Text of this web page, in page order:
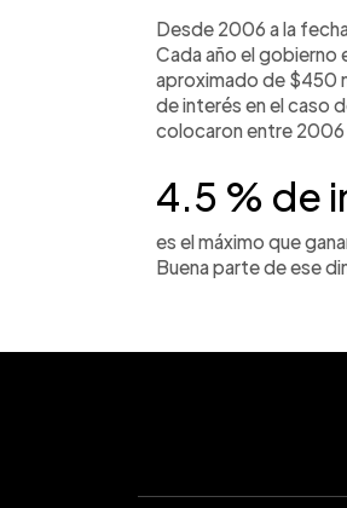
Desde 2006 a la
Cada año el gobierno
aproximado de $450
de interés en el caso
colocaron entre 2006
4.5 % de
es el máximo que
Buena parte de ese